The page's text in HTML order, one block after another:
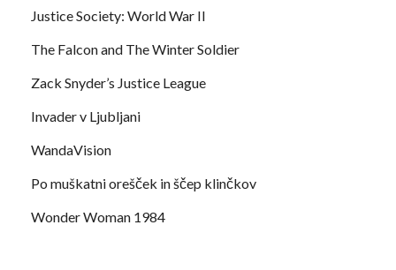
Justice Society: World War II
The Falcon and The Winter Soldier
Zack Snyder’s Justice League
Invader v Ljubljani
WandaVision
Po muškatni orešček in ščep klinčkov
Wonder Woman 1984